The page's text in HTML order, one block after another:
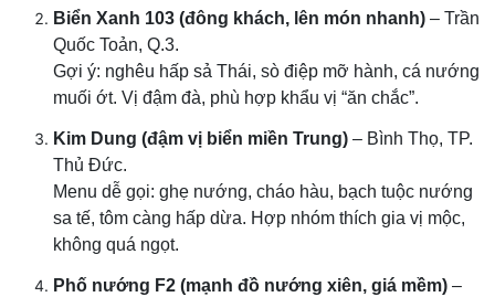
Biển Xanh 103 (đông khách, lên món nhanh)– Trần
Quốc Toản, Q.3.
Gợi ý: nghêu hấp sả Thái, sò điệp mỡ hành, cá nướng
muối ớt. Vị đậm đà, phù hợp khẩu vị “ăn chắc”.
Kim Dung (đậm vị biển miền Trung)– Bình Thọ, TP.
Thủ Đức.
Menu dễ gọi: ghẹ nướng, cháo hàu, bạch tuộc nướng
sa tế, tôm càng hấp dừa. Hợp nhóm thích gia vị mộc,
không quá ngọt.
Phố nướng F2 (mạnh đồ nướng xiên, giá mềm)–